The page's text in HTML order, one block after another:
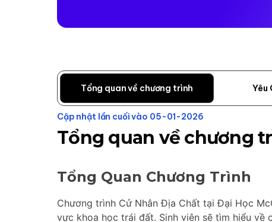
Tổng quan về chương trình Yêu
Cập nhật lần cuối vào 05-01-2026
Tổng quan về chương
Tổng Quan Chương Trình
Chương trình Cử Nhân Địa Chất tại Đại Học
vực khoa học trái đất. Sinh viên sẽ tìm hiểu